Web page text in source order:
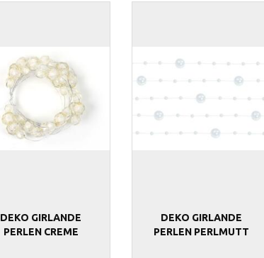
DEKO GIRLANDE
PERLEN CREME
DEKO GIRLANDE
PERLEN PERLMUTT